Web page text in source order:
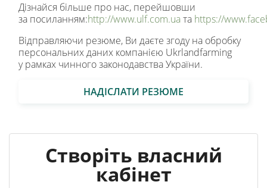
Дізнайся більше про нас, перейшовши
за посиланням:http://www.ulf.com.uaта https://
Відправляючи резюме, Ви даєте згоду на обробку
персональних даних компанією Ukrlandfarming
у рамках чинного законодавства України.
НАДІСЛАТИ РЕЗЮМЕ
Створіть власний
кабінет